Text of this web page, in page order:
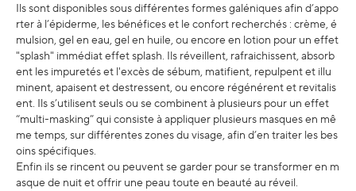
Ils sont disponibles sous différentes formes galéniques afin d’appo
rter à l’épiderme, les bénéfices et le confort recherchés : crème, é
mulsion, gel en eau, gel en huile, ou encore en lotion pour un effet
"splash" immédiat effet splash. Ils réveillent, rafraichissent, absorb
ent les impuretés et l'excès de sébum, matifient, repulpent et illu
minent, apaisent et destressent, ou encore régénérent et revitalis
ent. Ils s’utilisent seuls ou se combinent à plusieurs pour un effet
“multi-masking” qui consiste à appliquer plusieurs masques en mê
me temps, sur différentes zones du visage, afin d’en traiter les bes
oins spécifiques.
Enfin ils se rincent ou peuvent se garder pour se transformer en m
asque de nuit et offrir une peau toute en beauté au réveil.